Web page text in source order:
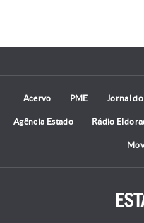
Acervo PME Jornal
Agência Estado Rádio